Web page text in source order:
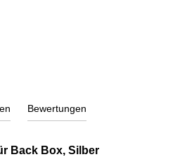
Bewertungen
Back Box, Silber